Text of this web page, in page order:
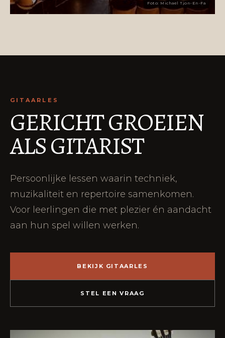
Foto: Michael Tjon-En-Fa
GITAARLES
GERICHT GROEIEN
ALS GITARIST
Persoonlijke lessen waarin techniek,
muzikaliteit en repertoire samenkomen.
Voor leerlingen die met plezier én aandacht
aan hun spel willen werken.
BEKIJK GITAARLES
STEL EEN VRAAG